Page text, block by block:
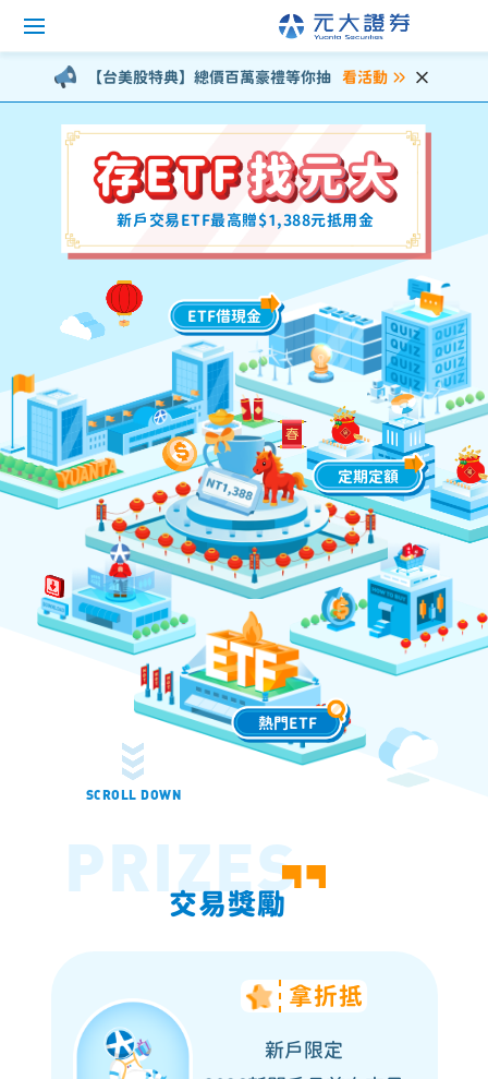
新戶交易ETF最高贈$1,388元抵用金
ETF借現金
定期定額
熱門ETF
SCROLL DOWN
PRIZES
交易獎勵
新戶限定